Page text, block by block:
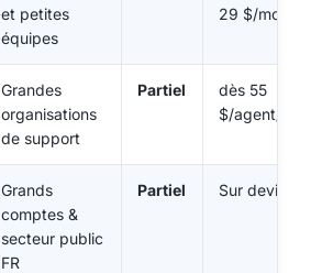
et petites
équipes
29 $/mois
Grandes
organisations
de support
Partiel
dès 55
$/agent/mois
Grands
comptes &
secteur public
FR
Partiel Sur devis